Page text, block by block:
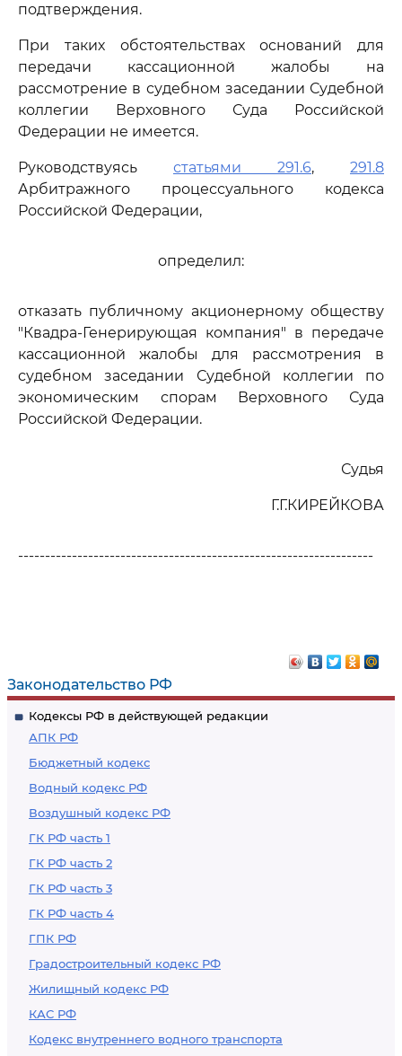
Законодательство РФ
Кодексы РФ в действующей редакции
АПК РФ
Бюджетный кодекс
Водный кодекс РФ
Воздушный кодекс РФ
ГК РФ часть 1
ГК РФ часть 2
ГК РФ часть 3
ГК РФ часть 4
ГПК РФ
Градостроительный кодекс РФ
Жилищный кодекс РФ
КАС РФ
Кодекс внутреннего водного транспорта
подтверждения.
При таких обстоятельствах оснований для
передачи кассационной жалобы на
рассмотрение в судебном заседании Судебной
коллегии Верховного Суда Российской
Федерации не имеется.
Руководствуясь статьями 291.6, 291.8
Арбитражного процессуального кодекса
Российской Федерации,
определил:
отказать публичному акционерному обществу
"Квадра-Генерирующая компания" в передаче
кассационной жалобы для рассмотрения в
судебном заседании Судебной коллегии по
экономическим спорам Верховного Суда
Российской Федерации.
Судья
Г.Г.КИРЕЙКОВА
------------------------------------------------------------------